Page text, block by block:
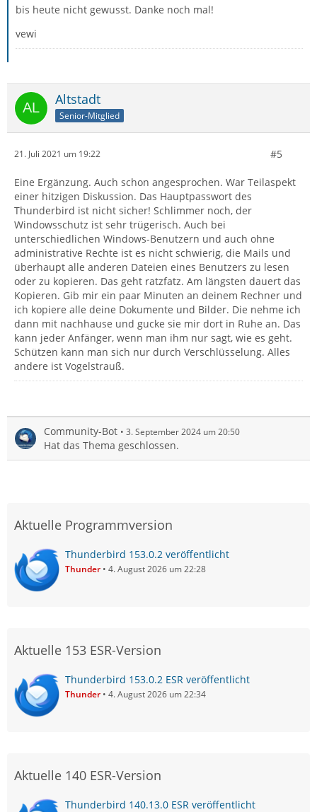
bis heute nicht gewusst. Danke noch mal!
vewi
Altstadt
Senior-Mitglied
21. Juli 2021 um 19:22 #5
Eine Ergänzung. Auch schon angesprochen. War Teilaspekt
einer hitzigen Diskussion. Das Hauptpasswort des
Thunderbird ist nicht sicher! Schlimmer noch, der
Windowsschutz ist sehr trügerisch. Auch bei
unterschiedlichen Windows-Benutzern und auch ohne
administrative Rechte ist es nicht schwierig, die Mails und
überhaupt alle anderen Dateien eines Benutzers zu lesen
oder zu kopieren. Das geht ratzfatz. Am längsten dauert das
Kopieren. Gib mir ein paar Minuten an deinem Rechner und
ich kopiere alle deine Dokumente und Bilder. Die nehme ich
dann mit nachhause und gucke sie mir dort in Ruhe an. Das
kann jeder Anfänger, wenn man ihm nur sagt, wie es geht.
Schützen kann man sich nur durch Verschlüsselung. Alles
andere ist Vogelstrauß.
Community-Bot 3. September 2024 um 20:50
Hat das Thema geschlossen.
Aktuelle Programmversion
Thunderbird 153.0.2 veröffentlicht
Thunder 4. August 2026 um 22:28
Aktuelle 153 ESR-Version
Thunderbird 153.0.2 ESR veröffentlicht
Thunder 4. August 2026 um 22:34
Aktuelle 140 ESR-Version
Thunderbird 140.13.0 ESR veröffentlicht